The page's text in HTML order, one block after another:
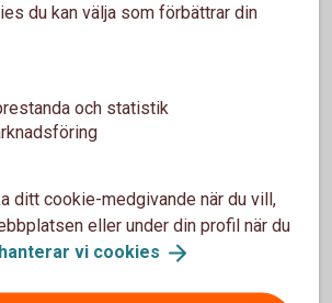
behöva utöka våra kontroller för att
extra. Då behöver du använda ditt
när du aktiverar utökad användning
och för vissa
är pass eller nationellt ID-kort
Det ökar din trygghet.
skaffa eller förnya Mobilt BankID
du kan välja som förbättrar din
och statistik
ditt cookie-medgivande när du vill,
eller under din profil när du
vi cookies